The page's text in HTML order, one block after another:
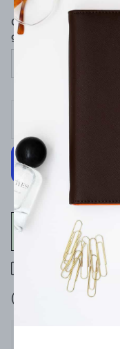
Çerçeve Seçimi ( 2
gönderilecektir)
400 TL üzeri
7 gün içinde iade